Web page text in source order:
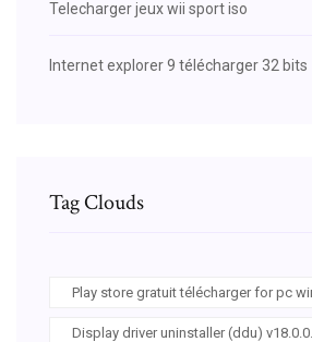
Telecharger jeux wii sport iso
Internet explorer 9 télécharger 32 bits
Tag Clouds
Play store gratuit télécharger for pc
Display driver uninstaller (ddu)